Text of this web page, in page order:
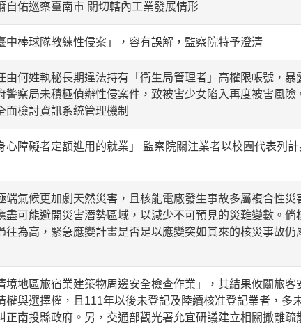
自佑巡察臺南市 關切轄內工業發展情形
中棒球隊教練性侵案」，容有誤解，監察院特予澄清
由何姓執秘長期違法持有「衛生局管理者」高權限帳號，
警察局未積極偵辦性侵案件，致被害少女陷入再度被害風
面檢討資訊系統管理機制
心障礙者定額進用的就業」 監察院關注業者以校園代表列
端氣候更加劇天然災害，且核能電廠發生事故多屬複合性
盡可能避開災害潛勢區域，以減少不可預見的災難變數。
往為高，緊急應變計畫是否足以應變突如其來的核災事故
境地區旅宿業建築物周邊安全檢查作業」，其結果攸關旅
權與選擇權，且111年以後未登記及陸續核准登記業者，多
正南投縣政府。另，交通部觀光署允宜研議建立相關撤離